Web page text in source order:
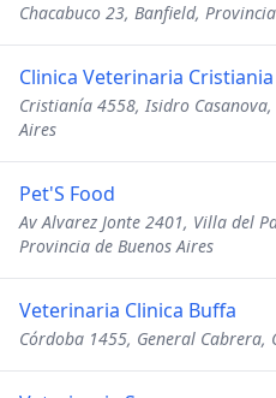
Chacabuco 23, Banfield,
Clinica Veterinaria Cristiania
Cristianía 4558, Isidro
Aires
Pet'S Food
Av Alvarez Jonte 2401, Villa del
Provincia de Buenos Aires
Veterinaria Clinica Buffa
Córdoba 1455, General Cabrera,